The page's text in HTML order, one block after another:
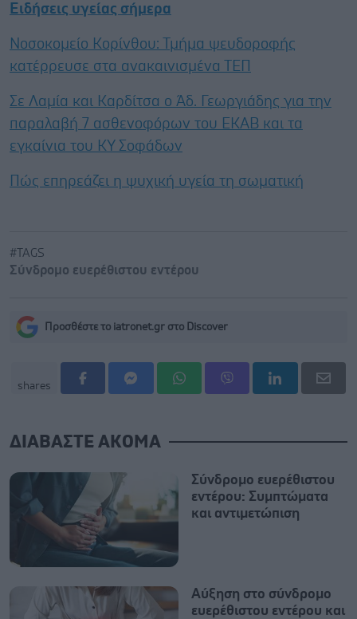
Ειδήσεις υγείας σήμερα
Νοσοκομείο Κορίνθου: Τμήμα ψευδοροφής
κατέρρευσε στα ανακαινισμένα ΤΕΠ
Σε Λαμία και Καρδίτσα ο Άδ. Γεωργιάδης για την
παραλαβή 7 ασθενοφόρων του ΕΚΑΒ και τα
εγκαίνια του ΚΥ Σοφάδων
Πώς επηρεάζει η ψυχική υγεία τη σωματική
#TAGS
Σύνδρομο ευερέθιστου εντέρου
Προσθέστε το iatronet.gr στο Discover
shares
ΔΙΑΒΑΣΤΕ ΑΚΟΜΑ
Σύνδρομο ευερέθιστου
εντέρου: Συμπτώματα
και αντιμετώπιση
Αύξηση στο σύνδρομο
ευερέθιστου εντέρου και